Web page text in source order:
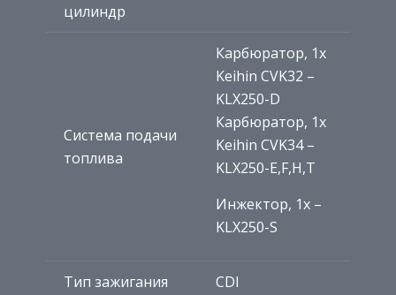
цилиндр
Система подачи
топлива
Карбюратор, 1x
Keihin CVK32 –
KLX250-D
Карбюратор, 1x
Keihin CVK34 –
KLX250-E,F,H,T
Инжектор, 1x –
KLX250-S
Тип зажигания CDI